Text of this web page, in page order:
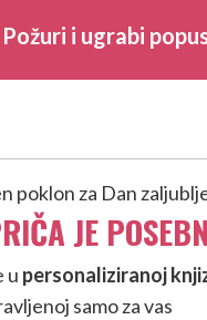
i ugrabi
poklon za Dan
JE
u personaliziranoj
samo za vas